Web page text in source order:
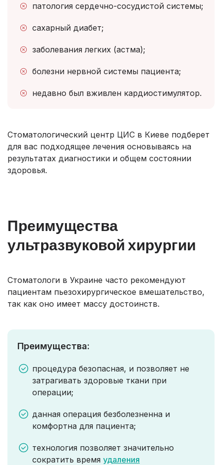
патология сердечно-сосудистой системы;
сахарный диабет;
заболевания легких (астма);
болезни нервной системы пациента;
недавно был вживлен кардиостимулятор.
Стоматологический центр ЦИС в Киеве подберет
для вас подходящее лечения основываясь на
результатах диагностики и общем состоянии
здоровья.
Преимущества
ультразвуковой хирургии
Стоматологи в Украине часто рекомендуют
пациентам пьезохирургическое вмешательство,
так как оно имеет массу достоинств.
Преимущества:
процедура безопасная, и позволяет не
затрагивать здоровые ткани при
операции;
данная операция безболезненна и
комфортна для пациента;
технология позволяет значительно
сократить время удаления